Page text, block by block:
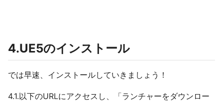
4.UE5のインストール
では早速、インストールしていきましょう！
4.1.以下のURLにアクセスし、「ランチャーをダウンロー